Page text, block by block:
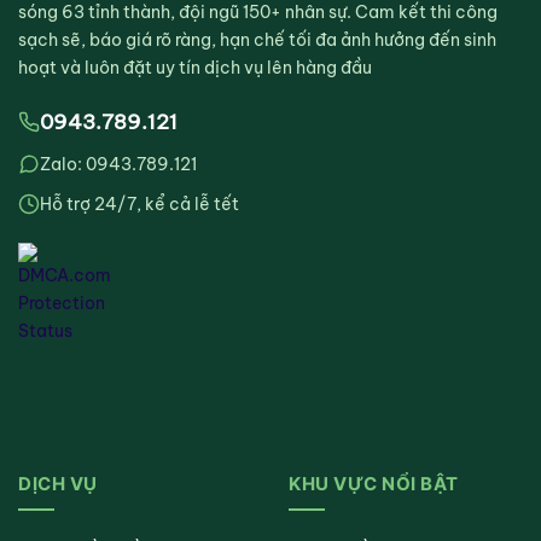
sóng 63 tỉnh thành, đội ngũ 150+ nhân sự. Cam kết thi công
sạch sẽ, báo giá rõ ràng, hạn chế tối đa ảnh hưởng đến sinh
hoạt và luôn đặt uy tín dịch vụ lên hàng đầu
0943.789.121
Zalo: 0943.789.121
Hỗ trợ 24/7, kể cả lễ tết
DỊCH VỤ KHU VỰC NỔI BẬT